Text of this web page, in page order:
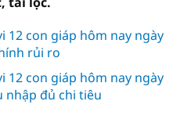
12 con giáp hôm nay ngày
rủi ro
12 con giáp hôm nay ngày
nhập đủ chi tiêu